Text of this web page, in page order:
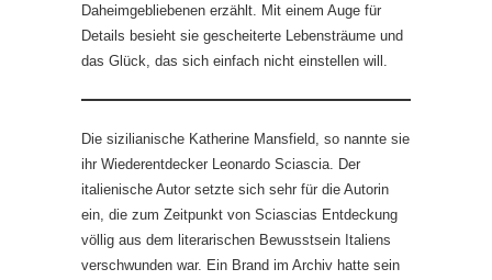
Daheimgebliebenen erzählt. Mit einem Auge für
Details besieht sie gescheiterte Lebensträume und
das Glück, das sich einfach nicht einstellen will.
Die sizilianische Katherine Mansfield, so nannte sie
ihr Wiederentdecker Leonardo Sciascia. Der
italienische Autor setzte sich sehr für die Autorin
ein, die zum Zeitpunkt von Sciascias Entdeckung
völlig aus dem literarischen Bewusstsein Italiens
verschwunden war. Ein Brand im Archiv hatte sein